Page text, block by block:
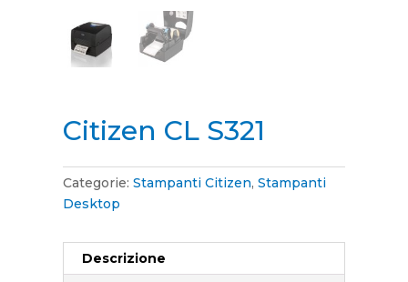
Citizen CL S321
Categorie: Stampanti Citizen, Stampanti
Desktop
Descrizione